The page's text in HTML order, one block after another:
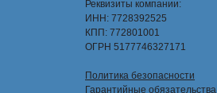
Реквизиты компании:
ИНН: 7728392525
КПП: 772801001
ОГРН 5177746327171
Политика безопасности
Гарантийные обязательства